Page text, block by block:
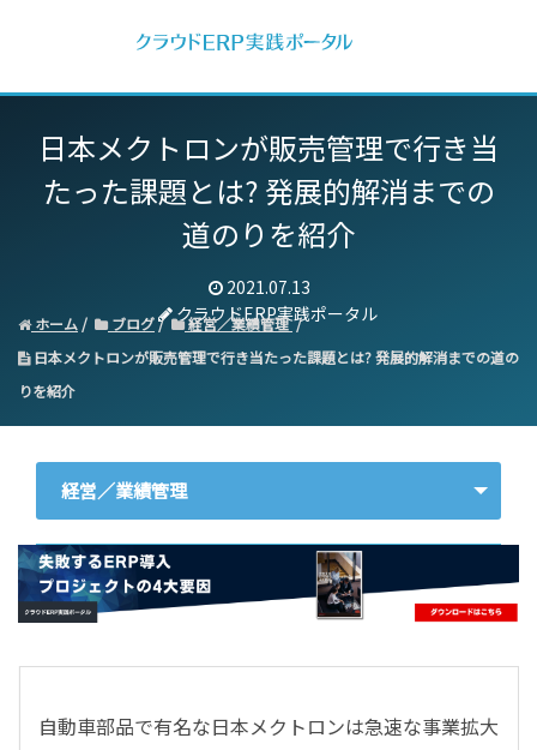
日本メクトロンが販売管理で行き当
たった課題とは? 発展的解消までの
道のりを紹介
2021.07.13
クラウドERP実践ポータル
ホーム ブログ
経営／業績管理
日本メクトロンが販売管理で行き当たった課題とは? 発展的解消までの道の
りを紹介
経営／業績管理
ERP
会計
CRM／営業支援／Eコマース
自動車部品で有名な日本メクトロンは急速な事業拡大